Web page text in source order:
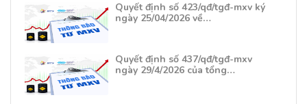
Quyết định số 423/qđ/tgđ-mxv ký
ngày 25/04/2026 về…
Quyết định số 437/qđ/tgđ-mxv
ngày 29/4/2026 của tổng…